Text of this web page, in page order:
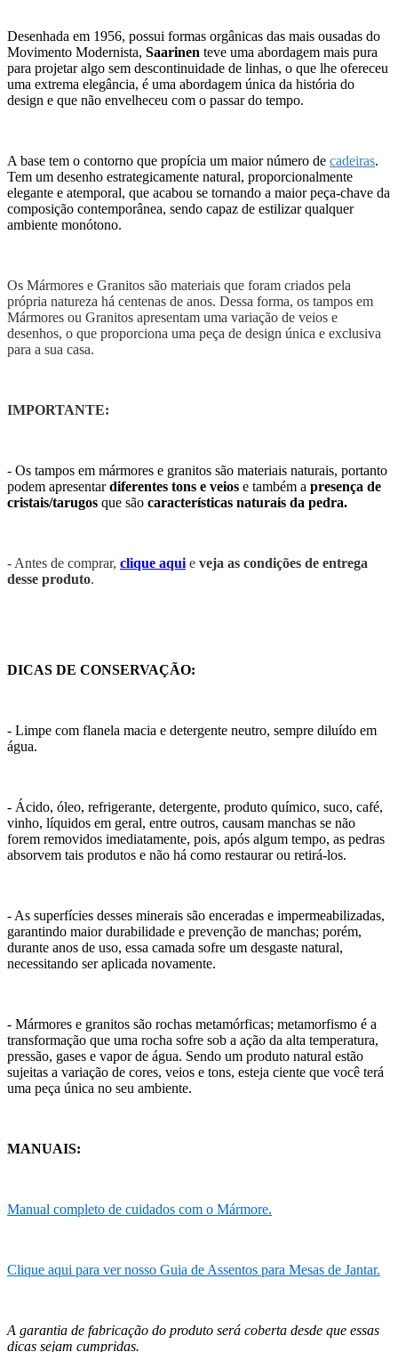
Desenhada em 1956, possui formas orgânicas das mais ousadas do
Movimento Modernista, Saarinen teve uma abordagem mais pura
para projetar algo sem descontinuidade de linhas, o que lhe ofereceu
uma extrema elegância, é uma abordagem única da história do
design e que não envelheceu com o passar do tempo.
A base tem o contorno que propícia um maior número de cadeiras.
Tem um desenho estrategicamente natural, proporcionalmente
elegante e atemporal, que acabou se tornando a maior peça-chave da
composição contemporânea, sendo capaz de estilizar qualquer
ambiente monótono.
Os Mármores e Granitos são materiais que foram criados pela
própria natureza há centenas de anos. Dessa forma, os tampos em
Mármores ou Granitos apresentam uma variação de veios e
desenhos, o que proporciona uma peça de design única e exclusiva
para a sua casa.
IMPORTANTE:
- Os tampos em mármores e granitos são materiais naturais, portanto
podem apresentardiferentes tons e veios e também a presença de
cristais/tarugos que são características naturais da pedra.
- Antes de comprar, clique aqui e veja as condições de entrega
desse produto.
DICAS DE CONSERVAÇÃO:
- Limpe com flanela macia e detergente neutro, sempre diluído em
água.
- Ácido, óleo, refrigerante, detergente, produto químico, suco, café,
vinho, líquidos em geral, entre outros, causam manchas se não
forem removidos imediatamente, pois, após algum tempo, as pedras
absorvem tais produtos e não há como restaurar ou retirá-los.
- As superfícies desses minerais são enceradas e impermeabilizadas,
garantindo maior durabilidade e prevenção de manchas; porém,
durante anos de uso, essa camada sofre um desgaste natural,
necessitando ser aplicada novamente.
- Mármores e granitos são rochas metamórficas; metamorfismo é a
transformação que uma rocha sofre sob a ação da alta temperatura,
pressão, gases e vapor de água. Sendo um produto natural estão
sujeitas a variação de cores, veios e tons, esteja ciente que você terá
uma peça única no seu ambiente.
MANUAIS:
Manual completo de cuidados com o Mármore.
Clique aqui para ver nosso Guia de Assentos para Mesas de Jantar.
A garantia de fabricação do produto será coberta desde que essas
dicas sejam cumpridas.